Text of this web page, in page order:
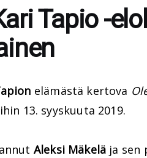
Tapio -
elämästä kertova
13. syyskuuta 2019.
Aleksi Mäkelä ja sen